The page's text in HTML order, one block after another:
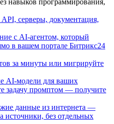
навыков программирования,
серверы, документация,
с AI-агентом, который
в вашем портале Битрикс24
за минуты или мигрируйте
AI-модели для ваших
задачу промптом — получите
данные из интернета —
источники, без отдельных